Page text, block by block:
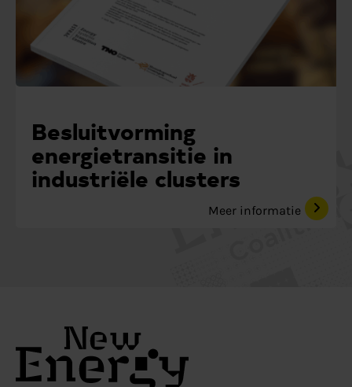
Besluitvorming
energietransitie in
industriële clusters
Meer informatie